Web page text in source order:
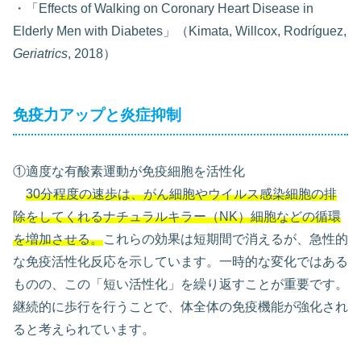
・「Effects of Walking on Coronary Heart Disease in
Elderly Men with Diabetes」（Kimata, Willcox, Rodríguez,
Geriatrics, 2018）
免疫力アップと炎症抑制
①適度な有酸素運動が免疫細胞を活性化
30分程度の速歩は、がん細胞やウイルス感染細胞の排
除をしてくれるナチュラルキラー（NK）細胞などの循環
を増加させる。これらの効果は短期間で消えるが、急性的
な免疫活性化反応を示しています。一時的な変化ではある
ものの、この「短い活性化」を繰り返すことが重要です。
継続的に歩行を行うことで、体全体の免疫機能が強化され
ると考えられています。